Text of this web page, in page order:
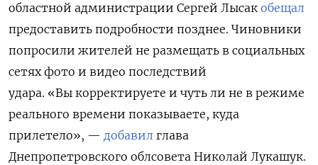
областной администрации Сергей Лысак обещал
предоставить подробности позднее. Чиновники
попросили жителей не размещать в социальных
сетях фото и видео последствий
удара. «Вы корректируете и чуть ли не в режиме
реального времени показываете, куда
прилетело», — добавил глава
Днепропетровского облсовета Николай Лукашук.